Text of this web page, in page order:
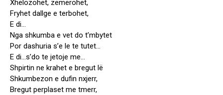
Xhelozohet, zemerohet,
Fryhet dallge e terbohet,
E di…
Nga shkumba e vet do t’mbytet
Por dashuria s’e le te tutet…
E di…s’do te jetoje me…
Shpirtin ne krahet e bregut lë
Shkumbezon e dufin nxjerr,
Bregut perplaset me tmerr,